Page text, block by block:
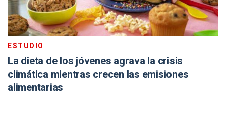
ESTUDIO
La dieta de los jóvenes agrava la crisis
climática mientras crecen las emisiones
alimentarias